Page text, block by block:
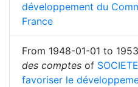
développement du
France
From 1948-01-01 to
des comptes of
favoriser le